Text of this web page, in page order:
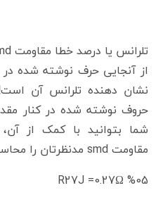
تلرانس یا درصد خطا مقاومت smd بر اساس حروف
نشان دهنده تلرانس آن
حروف نوشته شده در کنار
شما بتوانید با کمک از
مقاومت smd مدنظرتان را محاسبه کنید.
R27J =0.27Ω %05